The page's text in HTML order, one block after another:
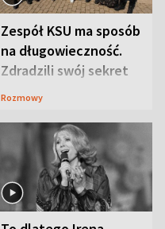
Zespół KSU ma sposób
na długowieczność.
Zdradzili swój sekret
Rozmowy